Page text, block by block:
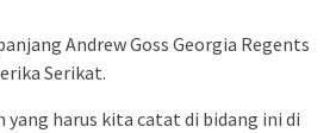
Andrew Goss Georgia Regents
Serikat.
yang harus kita catat di bidang ini di